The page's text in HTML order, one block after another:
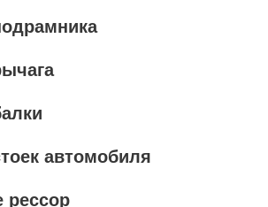
автомобиля
рессор